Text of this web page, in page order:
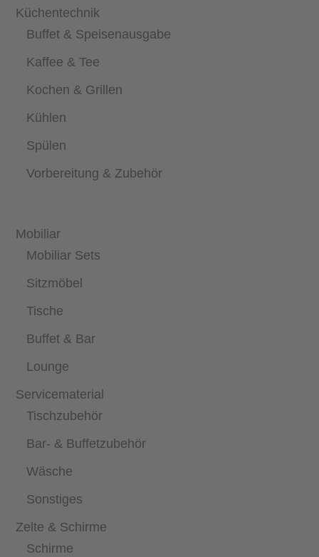
Küchentechnik
Buffet & Speisenausgabe
Kaffee & Tee
Kochen & Grillen
Kühlen
Spülen
Vorbereitung & Zubehör
Mobiliar
Mobiliar Sets
Sitzmöbel
Tische
Buffet & Bar
Lounge
Servicematerial
Tischzubehör
Bar- & Buffetzubehör
Wäsche
Sonstiges
Zelte & Schirme
Schirme